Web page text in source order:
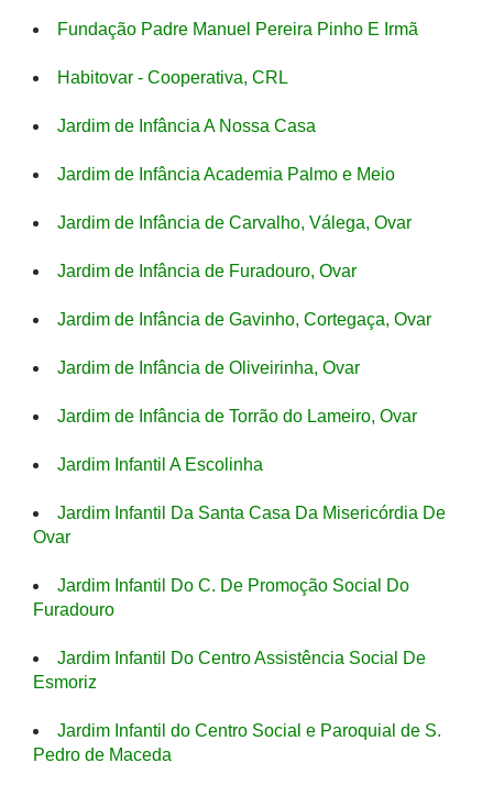
Fundação Padre Manuel Pereira Pinho E Irmã
Habitovar - Cooperativa, CRL
Jardim de Infância A Nossa Casa
Jardim de Infância Academia Palmo e Meio
Jardim de Infância de Carvalho, Válega, Ovar
Jardim de Infância de Furadouro, Ovar
Jardim de Infância de Gavinho, Cortegaça, Ovar
Jardim de Infância de Oliveirinha, Ovar
Jardim de Infância de Torrão do Lameiro, Ovar
Jardim Infantil A Escolinha
Jardim Infantil Da Santa Casa Da Misericórdia De
Ovar
Jardim Infantil Do C. De Promoção Social Do
Furadouro
Jardim Infantil Do Centro Assistência Social De
Esmoriz
Jardim Infantil do Centro Social e Paroquial de S.
Pedro de Maceda